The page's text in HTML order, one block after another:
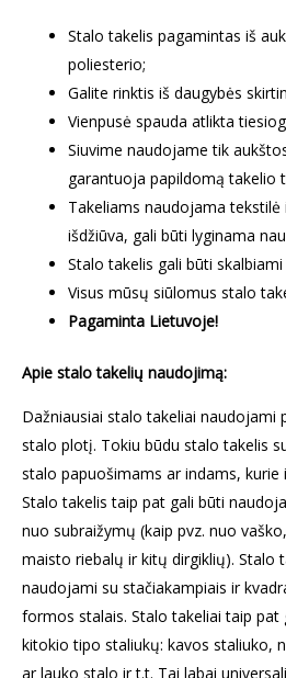
Stalo takelis pagamintas iš
poliesterio;
Galite rinktis iš daugybės
Vienpusė spauda atlikta
Siuvime naudojame tik
garantuoja papildomą takelio
Takeliams naudojama
išdžiūva, gali būti lyginama
Stalo takelis gali būti
Visus mūsų siūlomus stalo
Pagaminta Lietuvoje!
Apie stalo takelių naudojimą:
Dažniausiai stalo takeliai naudojami
stalo plotį. Tokiu būdu stalo takelis
stalo papuošimams ar indams, kurie
Stalo takelis taip pat gali būti
nuo subraižymų (kaip pvz. nuo
maisto riebalų ir kitų dirgiklių). Stalo
naudojami su stačiakampiais ir
formos stalais. Stalo takeliai taip
kitokio tipo staliukų: kavos staliuko,
ar lauko stalo ir t.t. Tai labai